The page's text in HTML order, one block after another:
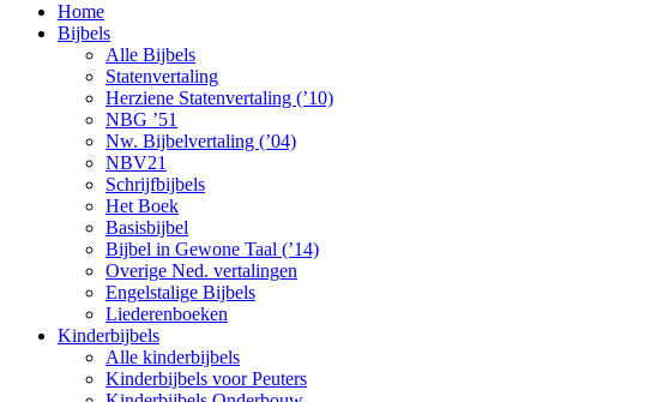
Home
Bijbels
Alle Bijbels
Statenvertaling
Herziene Statenvertaling (’10)
NBG ’51
Nw. Bijbelvertaling (’04)
NBV21
Schrijfbijbels
Het Boek
Basisbijbel
Bijbel in Gewone Taal (’14)
Overige Ned. vertalingen
Engelstalige Bijbels
Liederenboeken
Kinderbijbels
Alle kinderbijbels
Kinderbijbels voor Peuters